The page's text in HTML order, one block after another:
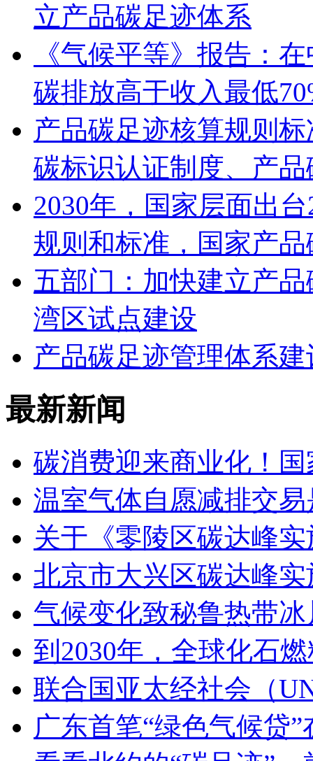
立产品碳足迹体系
《气候平等》报告：
碳排放高于收入最低
产品碳足迹核算规则
碳标识认证制度、产
2030年，国家层面出
规则和标准，国家产
五部门：加快建立产
湾区试点建设
产品碳足迹管理体系
最新新闻
碳消费迎来商业化！
温室气体自愿减排交
关于《零陵区碳达峰
北京市大兴区碳达峰
气候变化致秘鲁热带
到2030年，全球化石
联合国亚太经社会（
广东首笔“绿色气候贷